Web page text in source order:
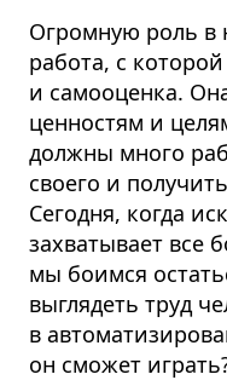
Огромную роль в
работа, с
и самооценка.
ценностям и
должны много
своего и
Сегодня, когда
захватывает все
мы боимся
выглядеть труд
в
он сможет